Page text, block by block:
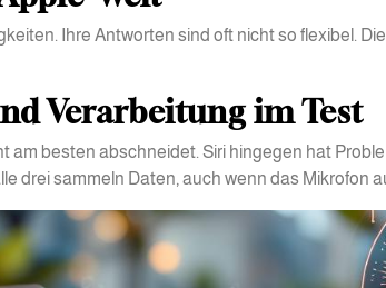
Ihre Antworten sind oft nicht so flexibel.
Verarbeitung im Test
am besten abschneidet. Siri hingegen hat
drei sammeln Daten, auch wenn das Mikrofon